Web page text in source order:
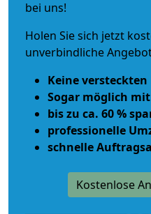
bei uns!
Holen Sie sich jetzt
unverbindliche
Keine versteckten
Sogar möglich
bis zu ca. 60 %
professionelle
schnelle
Kostenlose